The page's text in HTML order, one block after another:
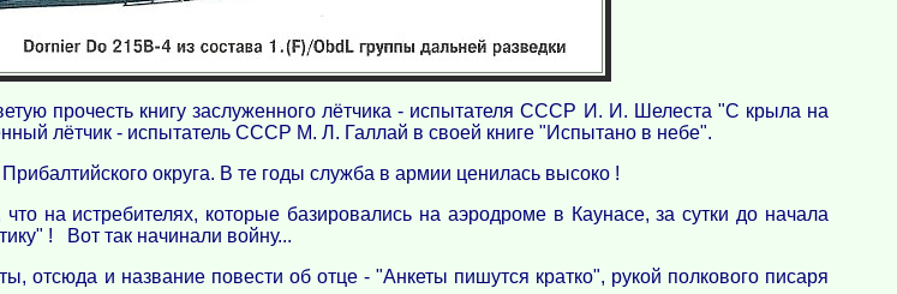
прочесть книгу заслуженного лётчика - испытателя СССР И. И. Шелеста "С крыла на
лётчик - испытатель СССР М. Л. Галлай в своей книге "Испытано в небе".
округа. В те годы служба в армии ценилась высоко !
на истребителях, которые базировались на аэродроме в Каунасе, за сутки до начала
! Вот так начинали войну...
отсюда и название повести об отце - "Анкеты пишутся кратко", рукой полкового писаря